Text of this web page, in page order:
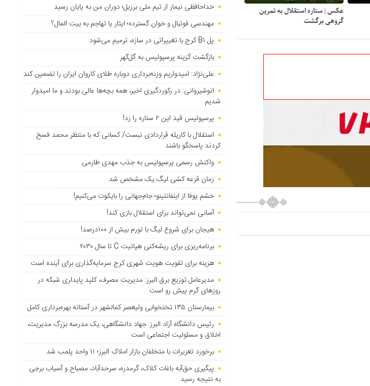
عکس | ستاره استقلال به تمرین
گروهی برگشت
خداحافظی نیمار از تیم ملی برزیل؛ دوران من به پایان رسید
مهندسی فوتبال و خوان گسترده؛ ایثار یا تهاجم به بیت المال؟
پل B۱ کرج با تغییراتی در سازه، ترمیم می‌شود
بازگشت گزینه پرسپولیس به ‌گل‌گهر
علی‌نژاد: امیدواریم وزنه‌برداری دوباره طلای کاروان ایران را تضمین کند
انوشیروانی: در رکوردگیری اخیر، همه بچه‌ها عالی بودند و ما امیدوار
شدیم
پرسپولیس قید این ۲ ستاره را زد!
استقلال با کاریله قراردادی نبست/ کسانی که با منتظر محمد فسخ
کردند پاسخگو باشند
واکنش رسمی پرسپولیس به جذب مهدی طارمی
زمان قرعه کشی لیگ یک مشخص شد
خشم یوفا از اینفانتینو؛ جام‌جهانی را بایکوت می‌کنیم!
آسانی نمی‌تواند برای استقلال بازی کند!
هیجان برای شروع لیگ با تورم بیش از ۱۰۰درصد!
برنامه‌ریزی برای ریشه‌کنی هپاتیت C تا سال ۲۰۳۰
هزینه برای تقویت هویت شهری کرج سرمایه‌گذاری برای آینده است
مدیرعامل توزیع برق البرز: مدیریت مصرف، کلید پایداری شبکه در
روزهای گرم پیش رو است
بیمارستان ۱۳۵ تختخوابی ولیعصر کمالشهر در آستانه بهره‌برداری کامل
رئیس دانشگاه آزاد البرز: جهاد دانشگاهی، یک مدرسه بزرگ مدیریت،
اخلاق و مسئولیت اجتماعی است
برخورد تعزیرات با متخلفان بازار املاک البرز؛ ۱۱ واحد پلمب شد
پیگیری حق‌آبه باغات کلاک، گرمدره، سرحدآباد، مصباح و آسیاب برجی
به نتیجه رسید